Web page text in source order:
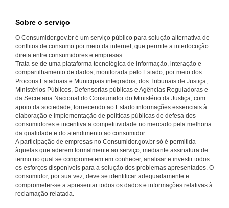
Sobre o serviço
O Consumidor.gov.br é um serviço público para solução alternativa de
conflitos de consumo por meio da internet, que permite a interlocução
direta entre consumidores e empresas.
Trata-se de uma plataforma tecnológica de informação, interação e
compartilhamento de dados, monitorada pelo Estado, por meio dos
Procons Estaduais e Municipais integrados, dos Tribunais de Justiça,
Ministérios Públicos, Defensorias públicas e Agências Reguladoras e
da Secretaria Nacional do Consumidor do Ministério da Justiça, com
apoio da sociedade, fornecendo ao Estado informações essenciais à
elaboração e implementação de políticas públicas de defesa dos
consumidores e incentiva a competitividade no mercado pela melhoria
da qualidade e do atendimento ao consumidor.
A participação de empresas no Consumidor.gov.br só é permitida
àquelas que aderem formalmente ao serviço, mediante assinatura de
termo no qual se comprometem em conhecer, analisar e investir todos
os esforços disponíveis para a solução dos problemas apresentados. O
consumidor, por sua vez, deve se identificar adequadamente e
comprometer-se a apresentar todos os dados e informações relativas à
reclamação relatada.